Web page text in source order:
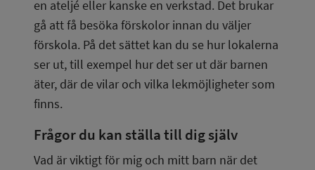
en ateljé eller kanske en verkstad. Det brukar
gå att få besöka förskolor innan du väljer
förskola. På det sättet kan du se hur lokalerna
ser ut, till exempel hur det ser ut där barnen
äter, där de vilar och vilka lekmöjligheter som
finns.
Frågor du kan ställa till dig själv
Vad är viktigt för mig och mitt barn när det